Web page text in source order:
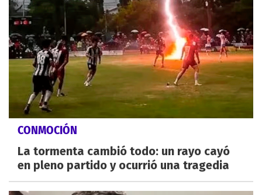
CONMOCIÓN
La tormenta cambió todo: un rayo cayó
en pleno partido y ocurrió una tragedia